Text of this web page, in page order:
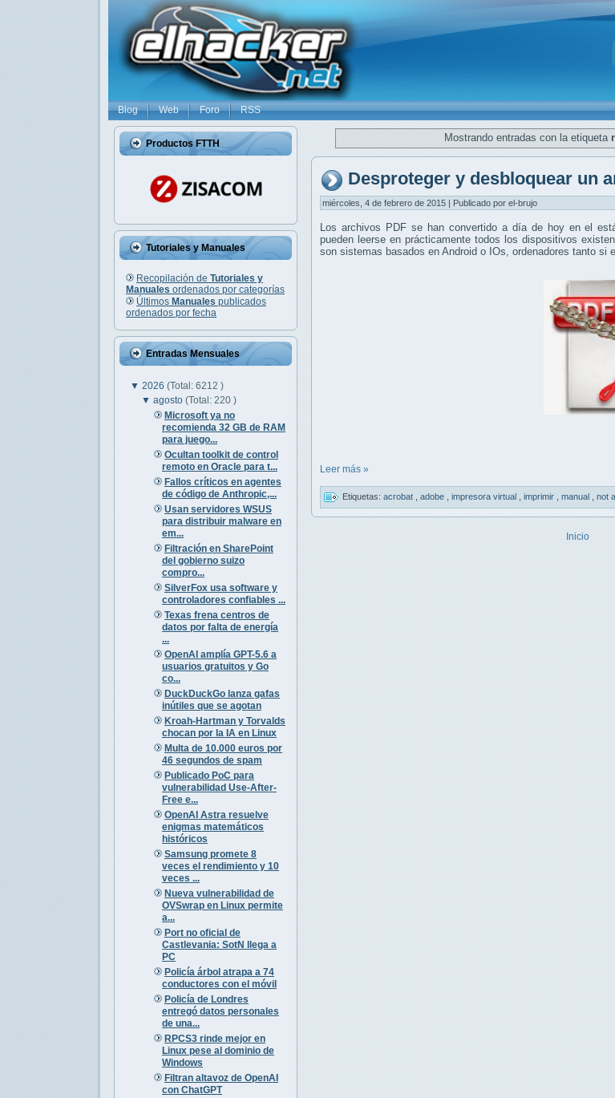
Blog Web Foro RSS
Productos FTTH
Tutoriales y Manuales
Recopilación de Tutoriales y
Manuales ordenados por categorías
Últimos Manuales publicados
ordenados por fecha
Entradas Mensuales
▼ 2026 (Total: 6212 )
▼agosto(Total: 220 )
Microsoft ya no
recomienda 32 GB de RAM
para juego...
Ocultan toolkit de control
remoto en Oracle para t...
Fallos críticos en agentes
de código de Anthropic,...
Usan servidores WSUS
para distribuir malware en
em...
Filtración en SharePoint
del gobierno suizo
compro...
SilverFox usa software y
controladores confiables ...
Texas frena centros de
datos por falta de energía
...
OpenAI amplía GPT-5.6 a
usuarios gratuitos y Go
co...
DuckDuckGo lanza gafas
inútiles que se agotan
Kroah-Hartman y Torvalds
chocan por la IA en Linux
Multa de 10.000 euros por
46 segundos de spam
Publicado PoC para
vulnerabilidad Use-After-
Free e...
OpenAI Astra resuelve
enigmas matemáticos
históricos
Samsung promete 8
veces el rendimiento y 10
veces ...
Nueva vulnerabilidad de
OVSwrap en Linux permite
a...
Port no oficial de
Castlevania: SotN llega a
PC
Policía árbol atrapa a 74
conductores con el móvil
Policía de Londres
entregó datos personales
de una...
RPCS3 rinde mejor en
Linux pese al dominio de
Windows
Filtran altavoz de OpenAI
con ChatGPT
Mostrando entradas con la etiqueta
Desproteger y desbloquear un
miércoles, 4 de febrero de 2015 | Publicado por el-brujo
Los archivos PDF se han convertido a día de hoy en el
pueden leerse en prácticamente todos los dispositivos
son sistemas basados en Android o IOs, ordenadores tanto
Leer más »
Etiquetas: acrobat adobe impresora virtual imprimir manual not
Inicio